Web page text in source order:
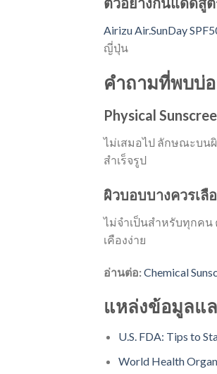
Airizu Air.SunDay
ญี่ปุ่น
คำถามที่พบบ่
Physical
ไม่เสมอไป ลักษณะบน
สำเร็จรูป
ผิวบอบบางควรเลื
ไม่จำเป็นสำหรับทุกคน
เคืองง่าย
อ่านต่อ:Chemical
แหล่งข้อมูลแ
U.S. FDA: Tips to
World Health